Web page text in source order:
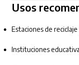
Usos
Estaciones de
Instituciones